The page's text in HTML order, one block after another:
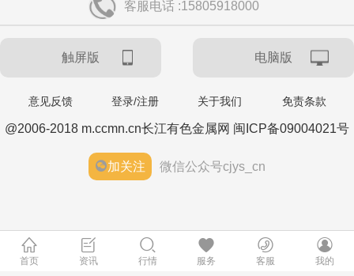
客服电话 :15805918000
触屏版 电脑版
意见反馈 登录/注册 关于我们 免责条款
@2006-2018 m.ccmn.cn长江有色金属网 闽ICP备09004021号
加关注 微信公众号cjys_cn
首页 资讯 行情 服务 客服 我的